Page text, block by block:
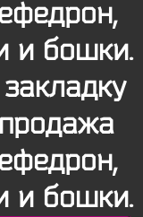
и бошки.
и бошки.